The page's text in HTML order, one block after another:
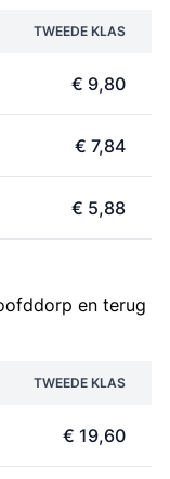
TWEEDE KLAS
€ 9,80
€ 7,84
€ 5,88
en terug
TWEEDE KLAS
€ 19,60